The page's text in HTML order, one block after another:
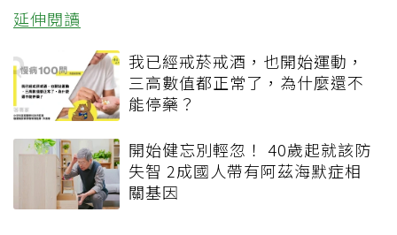
延伸閱讀
我已經戒菸戒酒，也開始運動，
三高數值都正常了，為什麼還不
能停藥？
開始健忘別輕忽！ 40歲起就該防
失智 2成國人帶有阿茲海默症相
關基因